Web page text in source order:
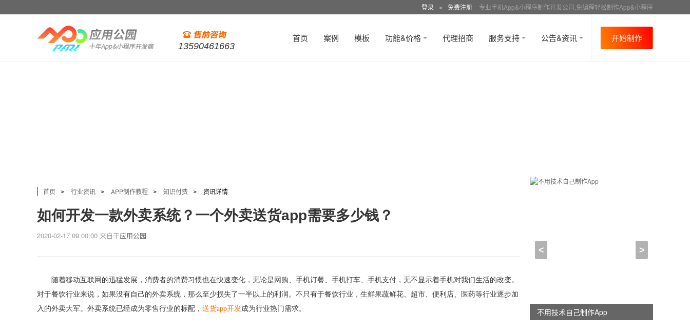
登录 ● 免费注册 专业手机App&小程序制作开发公司,免编程轻松制作App&小程序
13590461663
首页 案例 模板 功能&价格 代理招商 服务支持 公告&资讯 开始制作
首页 > 行业资讯 > APP制作教程 > 知识付费 > 资讯详情
如何开发一款外卖系统？一个外卖送货app需要多少钱？
2020-02-17 09:00:00 来自于应用公园
随着移动互联网的迅猛发展，消费者的消费习惯也在快速变化，无论是网购、手机订餐、手机打车、手机支付，无不显示着手机对我们生活的改变。
对于餐饮行业来说，如果没有自己的外卖系统，那么至少损失了一半以上的利润。不只有于餐饮行业，生鲜果蔬鲜花、超市、便利店、医药等行业逐步加
入的外卖大军。外卖系统已经成为零售行业的标配， 送货app开发成为行业热门需求。
< >
不用技术自己制作App